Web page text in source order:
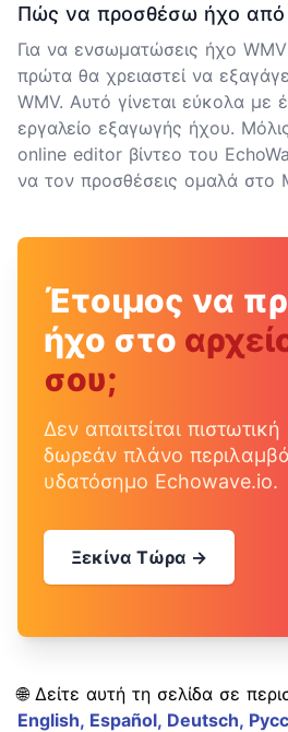
Πώς να προσθέσω ήχο από
Για να ενσωματώσεις ήχο
πρώτα θα χρειαστεί να
WMV. Αυτό γίνεται εύκολα με
εργαλείο εξαγωγής ήχου.
online editor βίντεο του
να τον προσθέσεις ομαλά στο
Έτοιμος να
ήχο στο
σου;
Δεν απαιτείται
δωρεάν πλάνο
υδατόσημο Echowave.io.
Ξεκίνα Τώρα →
🌐 Δείτε αυτή τη σελίδα σε
English, Español, Deutsch,